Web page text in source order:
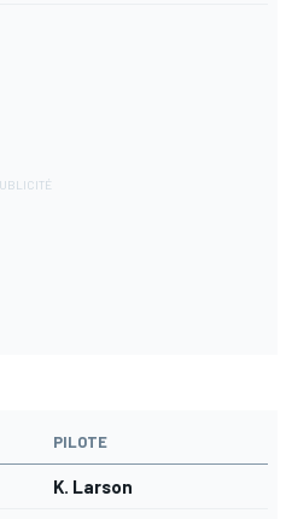
PILOTE
K. Larson